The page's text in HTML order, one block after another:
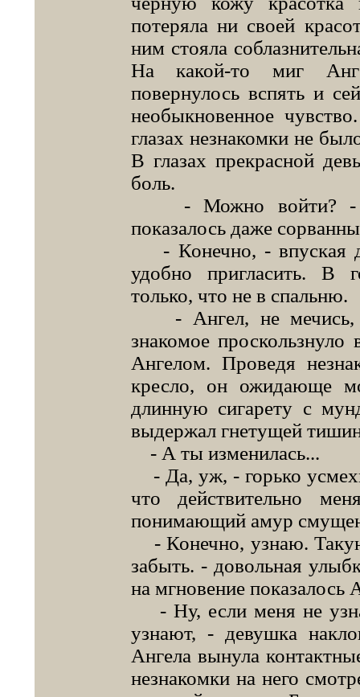
потеряла ни своей
ним стояла
На какой-то миг
повернулось вспять и
необыкновенное
глазах незнакомки не
В глазах прекрасной
боль.
- Можно войти? -
показалось даже
- Конечно, - впуская
удобно пригласить. В
только, что не в спальню.
- Ангел, не мечись,
знакомое
Ангелом. Проведя
кресло, он ожидающе
длинную сигарету с
выдержал гнетущей
- А ты изменилась...
- Да, уж, - горько
что действительно
понимающий амур
- Конечно, узнаю.
забыть. - довольная
на мгновение показалось
- Ну, если меня не
узнают, - девушка
Ангела вынула
незнакомки на него